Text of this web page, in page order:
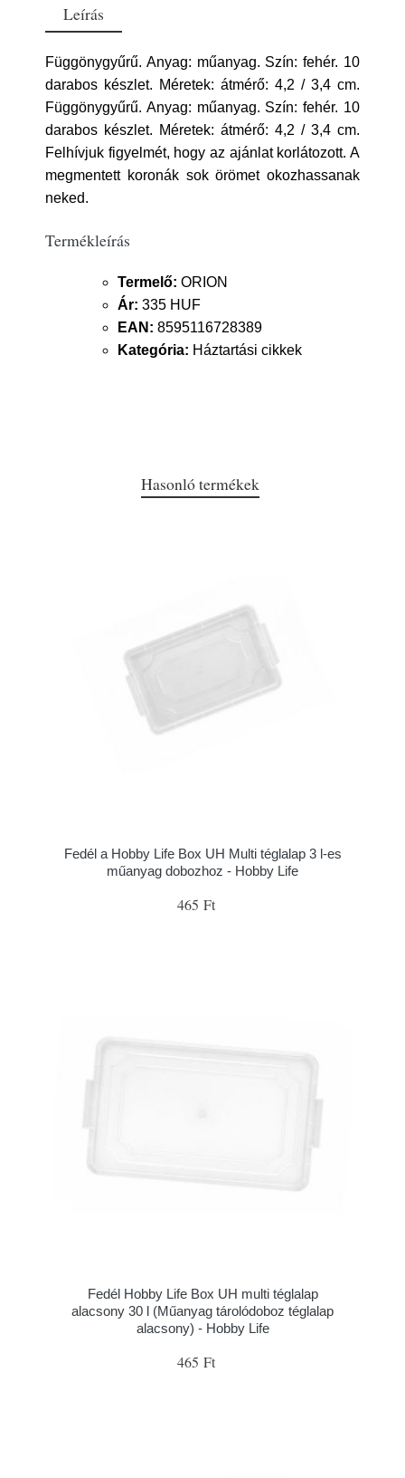
Leírás
Függönygyűrű. Anyag: műanyag. Szín: fehér. 10
darabos készlet. Méretek: átmérő: 4,2 / 3,4 cm.
Függönygyűrű. Anyag: műanyag. Szín: fehér. 10
darabos készlet. Méretek: átmérő: 4,2 / 3,4 cm.
Felhívjuk figyelmét, hogy az ajánlat korlátozott. A
megmentett koronák sok örömet okozhassanak
neked.
Termékleírás
Termelő: ORION
Ár: 335 HUF
EAN: 8595116728389
Kategória: Háztartási cikkek
Hasonló termékek
Fedél a Hobby Life Box UH Multi téglalap 3 l-es
műanyag dobozhoz - Hobby Life
465 Ft
Fedél Hobby Life Box UH multi téglalap
alacsony 30 l (Műanyag tárolódoboz téglalap
alacsony) - Hobby Life
465 Ft